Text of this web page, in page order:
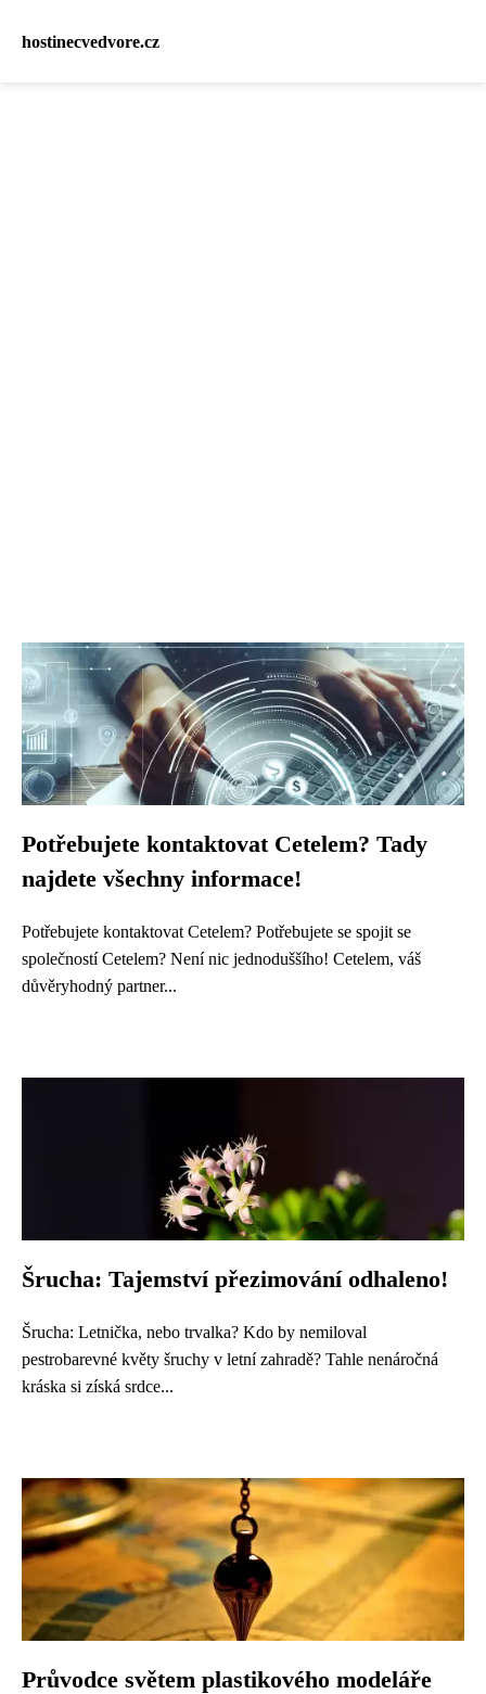
hostinecvedvore.cz
Potřebujete kontaktovat Cetelem? Tady
najdete všechny informace!
Potřebujete kontaktovat Cetelem? Potřebujete se spojit se
společností Cetelem? Není nic jednoduššího! Cetelem, váš
důvěryhodný partner...
Šrucha: Tajemství přezimování odhaleno!
Šrucha: Letnička, nebo trvalka? Kdo by nemiloval
pestrobarevné květy šruchy v letní zahradě? Tahle nenáročná
kráska si získá srdce...
Průvodce světem plastikového modeláře